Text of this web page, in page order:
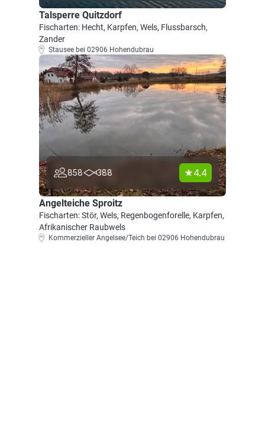
Talsperre Quitzdorf
Fischarten: Hecht, Karpfen, Wels, Flussbarsch,
Zander
Stausee bei 02906 Hohendubrau
858 388 4.4
Angelteiche Sproitz
Fischarten: Stör, Wels, Regenbogenforelle, Karpfen,
Afrikanischer Raubwels
Kommerzieller Angelsee/Teich bei 02906 Hohendubrau